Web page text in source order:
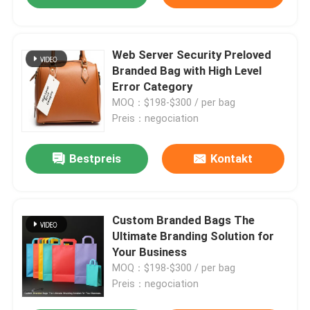
Web Server Security Preloved
Branded Bag with High Level
Error Category
MOQ：$198-$300 / per bag
Preis：negociation
Bestpreis Kontakt
Custom Branded Bags The
Ultimate Branding Solution for
Your Business
MOQ：$198-$300 / per bag
Preis：negociation